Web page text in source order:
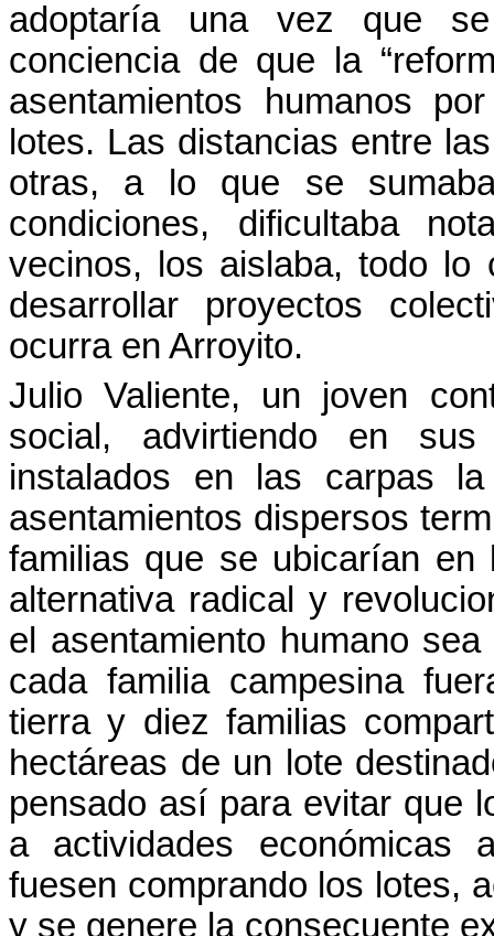
adoptaría una vez que
conciencia de que la
asentamientos humanos
lotes. Las distancias entre
otras, a lo que se
condiciones, dificultaba
vecinos, los aislaba, todo lo
desarrollar proyectos
ocurra en Arroyito.
Julio Valiente, un joven
social, advirtiendo en
instalados en las carpas
asentamientos dispersos
familias que se ubicarían en
alternativa radical y
el asentamiento humano
cada familia campesina
tierra y diez familias
hectáreas de un lote
pensado así para evitar que
a actividades económicas
fuesen comprando los lotes,
y se genere la consecuente